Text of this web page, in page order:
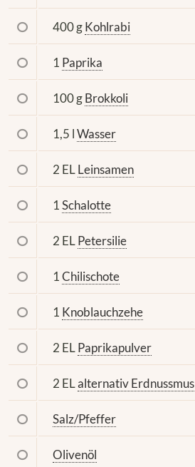
400 gKohlrabi
1 Paprika
100 gBrokkoli
1,5 lWasser
2 ELLeinsamen
1Schalotte
2 ELPetersilie
1Chilischote
1 Knoblauchzehe
2 ELPaprikapulver
2 ELalternativ Erdnussmus
Salz/Pfeffer
Olivenöl